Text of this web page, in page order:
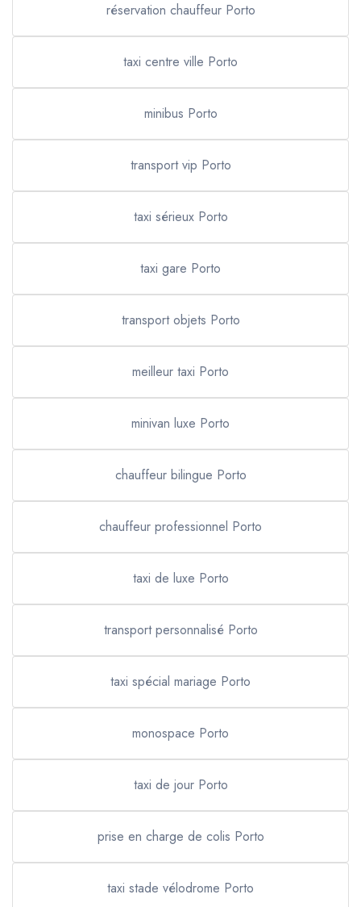
réservation chauffeur Porto
taxi centre ville Porto
minibus Porto
transport vip Porto
taxi sérieux Porto
taxi gare Porto
transport objets Porto
meilleur taxi Porto
minivan luxe Porto
chauffeur bilingue Porto
chauffeur professionnel Porto
taxi de luxe Porto
transport personnalisé Porto
taxi spécial mariage Porto
monospace Porto
taxi de jour Porto
prise en charge de colis Porto
taxi stade vélodrome Porto